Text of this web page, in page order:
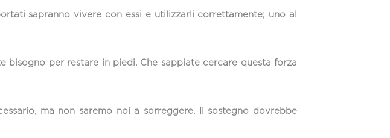
sapranno vivere con essi e utilizzarli correttamente; uno al
bisogno per restare in piedi. Che sappiate cercare questa forza
ma non saremo noi a sorreggere. Il sostegno dovrebbe